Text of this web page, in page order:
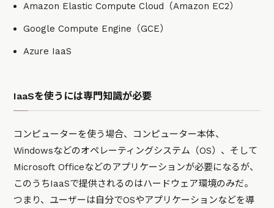
Amazon Elastic Compute Cloud（Amazon EC2）
Google Compute Engine（GCE）
Azure IaaS
IaaSを使うには専門知識が必要
コンピューターを使う場合、コンピューター本体、
Windowsなどのオペレーティングシステム（OS）、そして
Microsoft Officeなどのアプリケーションが必要になるが、
このうちIaaSで提供されるのはハードウェア環境のみだ。
つまり、ユーザーは自分でOSやアプリケーションなどを導